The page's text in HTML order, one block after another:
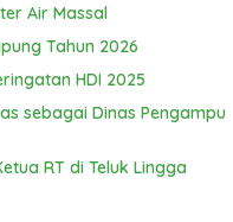
Air Massal
Tahun 2026
HDI 2025
sebagai Dinas Pengampu
RT di Teluk Lingga